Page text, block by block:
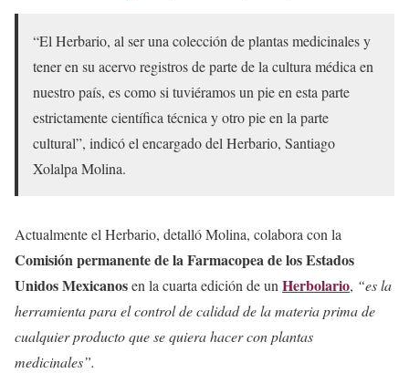
“El Herbario, al ser una colección de plantas medicinales y
tener en su acervo registros de parte de la cultura médica en
nuestro país, es como si tuviéramos un pie en esta parte
estrictamente científica técnica y otro pie en la parte
cultural”, indicó el encargado del Herbario, Santiago
Xolalpa Molina.
Actualmente el Herbario, detalló Molina, colabora con la
Comisión permanente de la Farmacopea de los Estados
Unidos Mexicanosen la cuarta edición de unHerbolario, “es la
herramienta para el control de calidad de la materia prima de
cualquier producto que se quiera hacer con plantas
medicinales”.